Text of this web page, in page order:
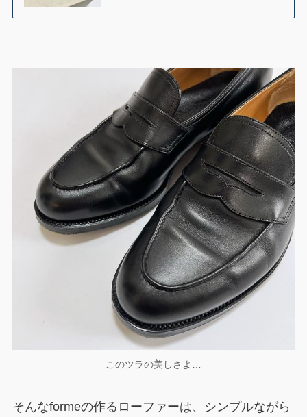
このツラの美しさよ…
そんなformeの作るローファーは、シンプルながら